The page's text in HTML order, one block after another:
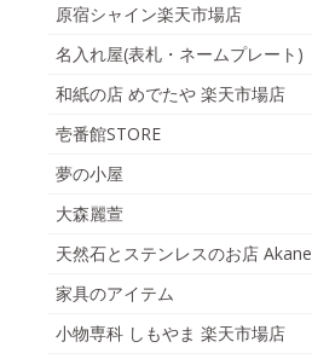
原宿シャイン楽天市場店
名入れ屋(表札・ネームプレート)
和紙の店 めでたや 楽天市場店
壱番館STORE
夢の小屋
大森麗萱
天然石とステンレスのお店 Akane
家具のアイテム
小物専科 しもやま 楽天市場店